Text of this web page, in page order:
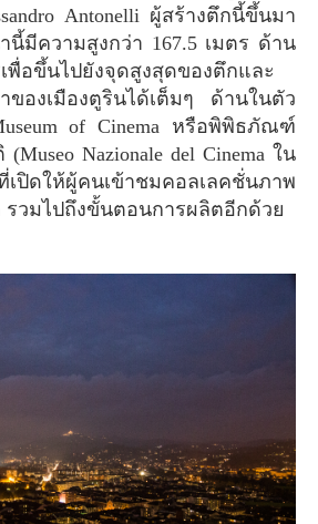
Antonelli ผู้สร้างตึกนี้ขึ้นมา
นี้มีความสูงกว่า 167.5 เมตร ด้าน
พื่อขึ้นไปยังจุดสูงสุดของตึกและ
ของเมืองตูรินได้เต็มๆ ด้านในตัว
of Cinema หรือพิพิธภัณฑ์
Nazionale del Cinema ใน
ให้ผู้คนเข้าชมคอลเลคชั่นภาพ
วมไปถึงขั้นตอนการผลิตอีกด้วย